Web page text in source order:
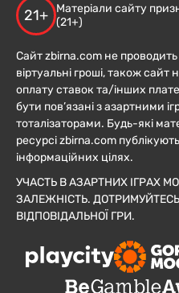
21+
Матеріали сайту
(21+)
Сайт zbirna.com не проводить
віртуальні гроші, також сайт
оплату ставок та/інших
бути пов’язані з азартними
тоталізаторами. Будь-які
ресурсі zbirna.com
інформаційних цілях.
УЧАСТЬ В АЗАРТНИХ ІГРАХ
ЗАЛЕЖНІСТЬ.
ВІДПОВІДАЛЬНОЇ ГРИ.